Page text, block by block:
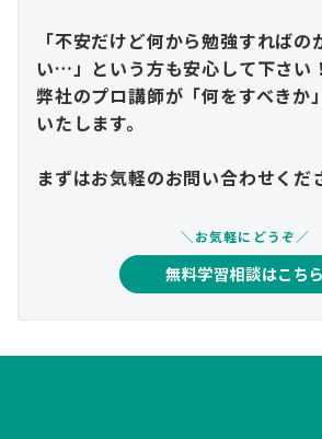
「不安だけど何から勉強すればの
い…」という方も安心して下さい！
弊社のプロ講師が「何をすべきか
いたします。
まずはお気軽のお問い合わせくだ
＼お気軽にどうぞ／
無料学習相談はこちら